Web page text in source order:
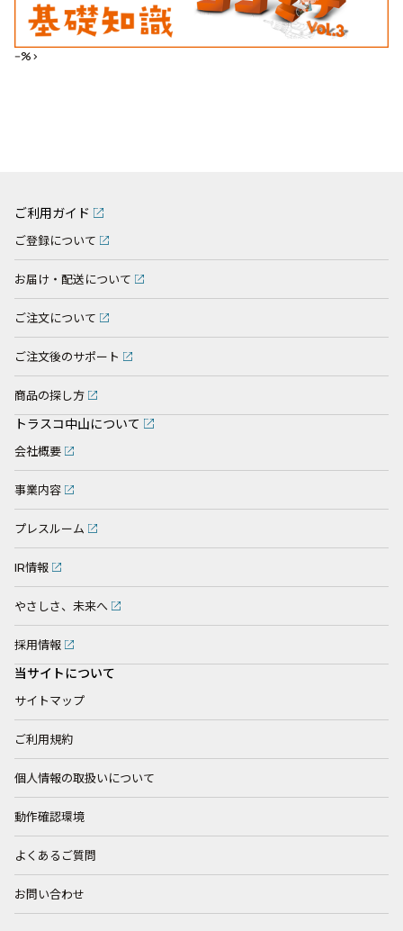
--%>
ご利用ガイド
ご登録について
お届け・配送について
ご注文について
ご注文後のサポート
商品の探し方
トラスコ中山について
会社概要
事業内容
プレスルーム
IR情報
やさしさ、未来へ
採用情報
当サイトについて
サイトマップ
ご利用規約
個人情報の取扱いについて
動作確認環境
よくあるご質問
お問い合わせ